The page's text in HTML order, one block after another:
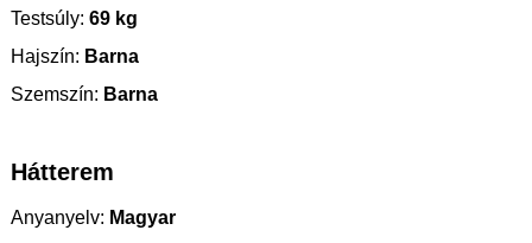
Testsúly: 69 kg
Hajszín: Barna
Szemszín: Barna
Hátterem
Anyanyelv: Magyar